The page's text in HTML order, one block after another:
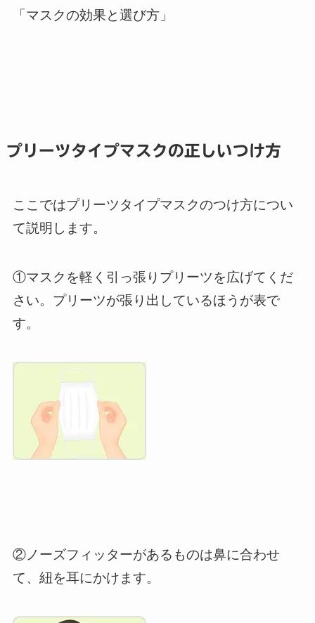
「マスクの効果と選び方」
プリーツタイプマスクの正しいつけ方
ここではプリーツタイプマスクのつけ方につい
て説明します。
①マスクを軽く引っ張りプリーツを広げてくだ
さい。プリーツが張り出しているほうが表で
す。
②ノーズフィッターがあるものは鼻に合わせ
て、紐を耳にかけます。